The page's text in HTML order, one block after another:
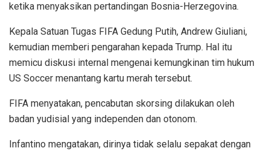
ketika menyaksikan pertandingan Bosnia-Herzegovina.
Kepala Satuan Tugas FIFA Gedung Putih, Andrew Giuliani,
kemudian memberi pengarahan kepada Trump. Hal itu
memicu diskusi internal mengenai kemungkinan tim hukum
US Soccer menantang kartu merah tersebut.
FIFA menyatakan, pencabutan skorsing dilakukan oleh
badan yudisial yang independen dan otonom.
Infantino mengatakan, dirinya tidak selalu sepakat dengan